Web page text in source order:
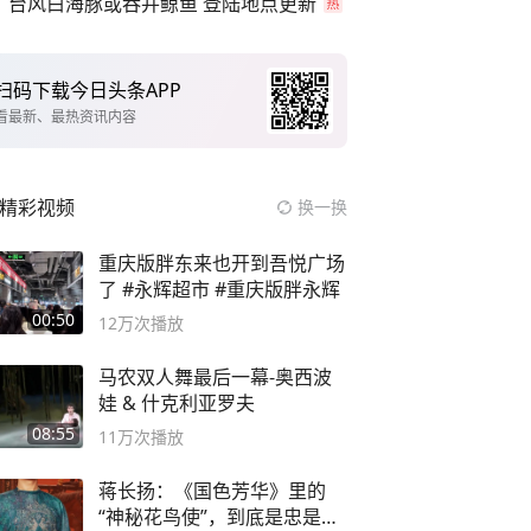
码下载今日头条APP
最新、最热资讯内容
精彩视频 换一换
00:50
重庆版胖东来也开到吾悦广场
了 #永辉超市 #重庆版胖永辉
12万次播放
08:55
马农双人舞最后一幕-奥西波
娃 & 什克利亚罗夫
11万次播放
蒋长扬：《国色芳华》里的
“神秘花鸟使”，到底是忠是